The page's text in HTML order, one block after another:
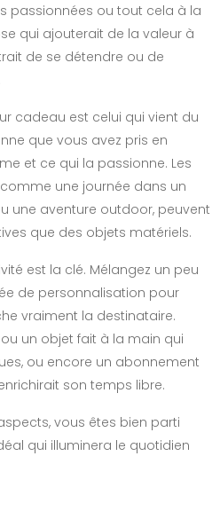
passionnées ou tout cela à la
qui ajouterait de la valeur à
de se détendre ou de
cadeau est celui qui vient du
que vous avez pris en
et ce qui la passionne. Les
une journée dans un
une aventure outdoor, peuvent
que des objets matériels.
est la clé. Mélangez un peu
de personnalisation pour
vraiment la destinataire.
un objet fait à la main qui
ou encore un abonnement
son temps libre.
vous êtes bien parti
qui illuminera le quotidien